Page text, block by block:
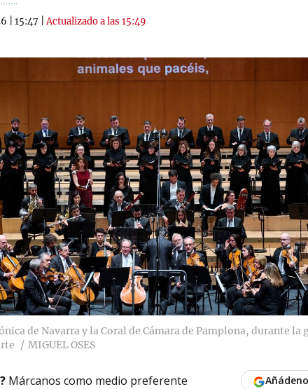
15:47 |Actualizado a las 15:49
de Navarra y la Coral de Cámara de Pamplona, durante la
MIGUEL OSES
Márcanos como medio preferente